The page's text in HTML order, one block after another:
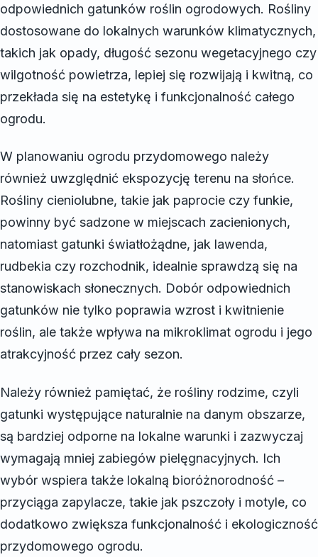
odpowiednich gatunków roślin ogrodowych. Rośliny
dostosowane do lokalnych warunków klimatycznych,
takich jak opady, długość sezonu wegetacyjnego czy
wilgotność powietrza, lepiej się rozwijają i kwitną, co
przekłada się na estetykę i funkcjonalność całego
ogrodu.
W planowaniu ogrodu przydomowego należy
również uwzględnić ekspozycję terenu na słońce.
Rośliny cieniolubne, takie jak paprocie czy funkie,
powinny być sadzone w miejscach zacienionych,
natomiast gatunki światłożądne, jak lawenda,
rudbekia czy rozchodnik, idealnie sprawdzą się na
stanowiskach słonecznych. Dobór odpowiednich
gatunków nie tylko poprawia wzrost i kwitnienie
roślin, ale także wpływa na mikroklimat ogrodu i jego
atrakcyjność przez cały sezon.
Należy również pamiętać, że rośliny rodzime, czyli
gatunki występujące naturalnie na danym obszarze,
są bardziej odporne na lokalne warunki i zazwyczaj
wymagają mniej zabiegów pielęgnacyjnych. Ich
wybór wspiera także lokalną bioróżnorodność –
przyciąga zapylacze, takie jak pszczoły i motyle, co
dodatkowo zwiększa funkcjonalność i ekologiczność
przydomowego ogrodu.